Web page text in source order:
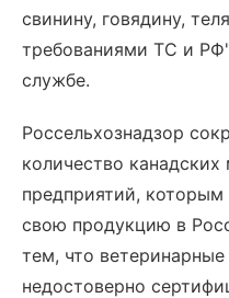
свинину, говядину,
требованиями ТС и
службе.
Россельхознадзор
количество
предприятий, которым
свою продукцию в
тем, что
недостоверно